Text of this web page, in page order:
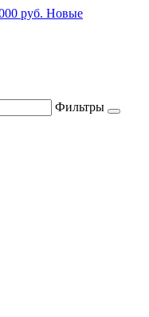
руб. Новые
Фильтры